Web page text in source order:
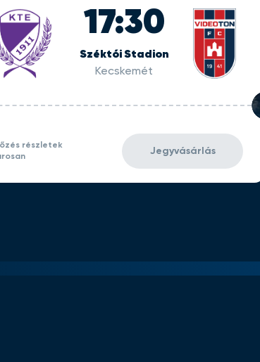
17:30
Széktói Stadion
Kecskemét
részletek
Jegyvásárlás